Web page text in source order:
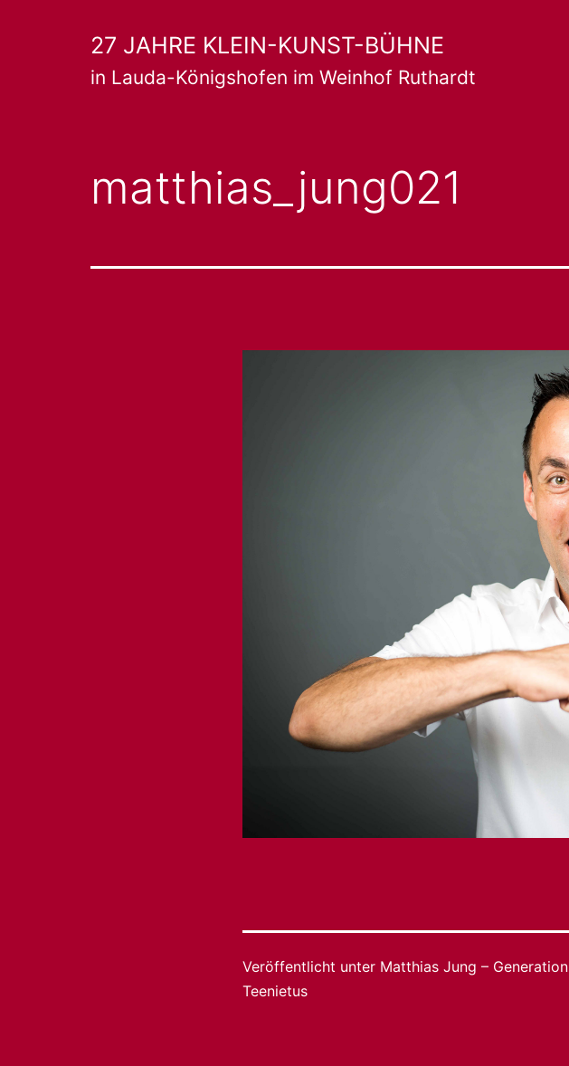
27 JAHRE KLEIN-KUNST-BÜHNE
in Lauda-Königshofen im Weinhof Ruthardt
matthias_jung021
Veröffentlicht unter Matthias Jung – Generation
Teenietus